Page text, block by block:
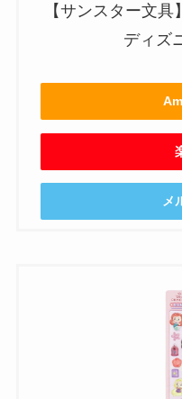
【サンスター文
ディズ
メ